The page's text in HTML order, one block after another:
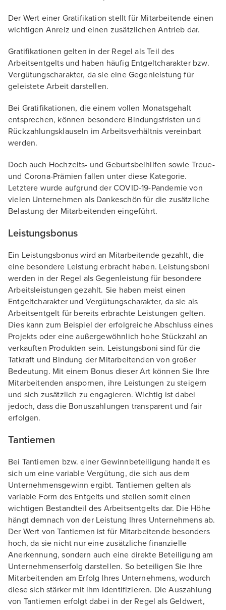
Der Wert einer Gratifikation stellt für Mitarbeitende einen
wichtigen Anreiz und einen zusätzlichen Antrieb dar.
Gratifikationen gelten in der Regel als Teil des
Arbeitsentgelts und haben häufig Entgeltcharakter bzw.
Vergütungscharakter, da sie eine Gegenleistung für
geleistete Arbeit darstellen.
Bei Gratifikationen, die einem vollen Monatsgehalt
entsprechen, können besondere Bindungsfristen und
Rückzahlungsklauseln im Arbeitsverhältnis vereinbart
werden.
Doch auch Hochzeits- und Geburtsbeihilfen sowie Treue-
und Corona-Prämien fallen unter diese Kategorie.
Letztere wurde aufgrund der COVID-19-Pandemie von
vielen Unternehmen als Dankeschön für die zusätzliche
Belastung der Mitarbeitenden eingeführt.
Leistungsbonus
Ein Leistungsbonus wird an Mitarbeitende gezahlt, die
eine besondere Leistung erbracht haben. Leistungsboni
werden in der Regel als Gegenleistung für besondere
Arbeitsleistungen gezahlt. Sie haben meist einen
Entgeltcharakter und Vergütungscharakter, da sie als
Arbeitsentgelt für bereits erbrachte Leistungen gelten.
Dies kann zum Beispiel der erfolgreiche Abschluss eines
Projekts oder eine außergewöhnlich hohe Stückzahl an
verkauften Produkten sein. Leistungsboni sind für die
Tatkraft und Bindung der Mitarbeitenden von großer
Bedeutung. Mit einem Bonus dieser Art können Sie Ihre
Mitarbeitenden anspornen, ihre Leistungen zu steigern
und sich zusätzlich zu engagieren. Wichtig ist dabei
jedoch, dass die Bonuszahlungen transparent und fair
erfolgen.
Tantiemen
Bei Tantiemen bzw. einer Gewinnbeteiligung handelt es
sich um eine variable Vergütung, die sich aus dem
Unternehmensgewinn ergibt. Tantiemen gelten als
variable Form des Entgelts und stellen somit einen
wichtigen Bestandteil des Arbeitsentgelts dar. Die Höhe
hängt demnach von der Leistung Ihres Unternehmens ab.
Der Wert von Tantiemen ist für Mitarbeitende besonders
hoch, da sie nicht nur eine zusätzliche finanzielle
Anerkennung, sondern auch eine direkte Beteiligung am
Unternehmenserfolg darstellen. So beteiligen Sie Ihre
Mitarbeitenden am Erfolg Ihres Unternehmens, wodurch
diese sich stärker mit ihm identifizieren. Die Auszahlung
von Tantiemen erfolgt dabei in der Regel als Geldwert,